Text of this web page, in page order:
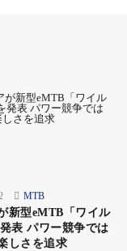
14.7Ah相当）
さひ公式オンライ
ります。
MTB
新型eMTB「ワイル
表 パワー競争では
しさを追求